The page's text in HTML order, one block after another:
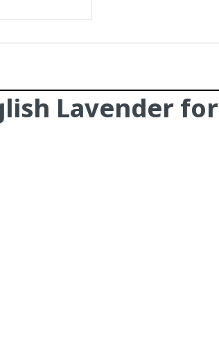
Lavender for